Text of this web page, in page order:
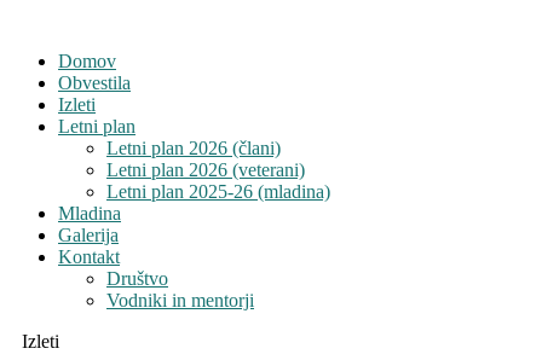
Domov
Obvestila
Izleti
Letni plan
Letni plan 2026 (člani)
Letni plan 2026 (veterani)
Letni plan 2025-26 (mladina)
Mladina
Galerija
Kontakt
Društvo
Vodniki in mentorji
Izleti